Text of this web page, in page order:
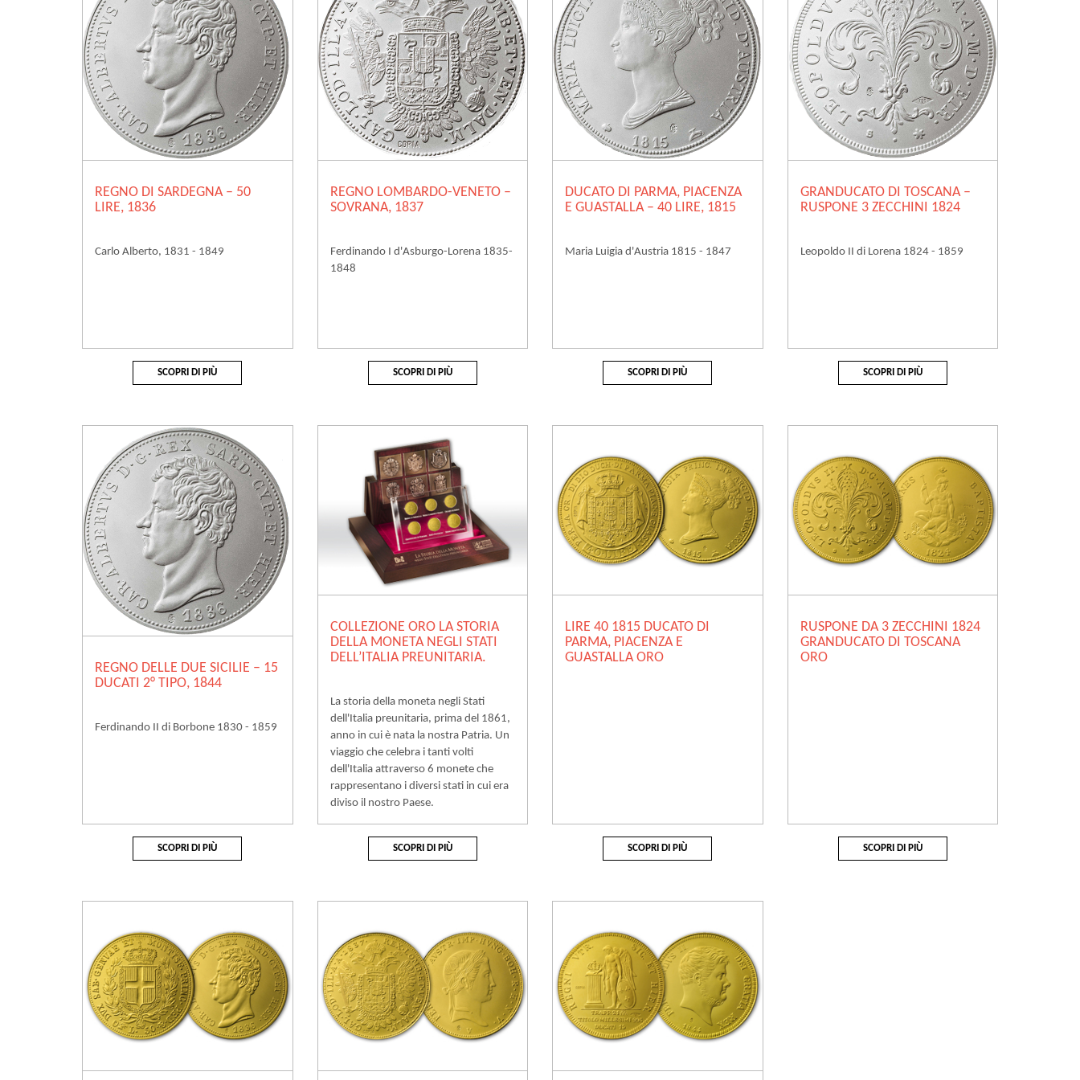
REGNO DI SARDEGNA – 50
LIRE, 1836
Carlo Alberto, 1831 - 1849
SCOPRI DI PIÙ
REGNO LOMBARDO-VENETO –
SOVRANA, 1837
Ferdinando I d'Asburgo-Lorena 1835-
1848
SCOPRI DI PIÙ
DUCATO DI PARMA, PIACENZA
E GUASTALLA – 40 LIRE, 1815
Maria Luigia d'Austria 1815 - 1847
SCOPRI DI PIÙ
GRANDUCATO DI TOSCANA –
RUSPONE 3 ZECCHINI 1824
Leopoldo II di Lorena 1824 - 1859
SCOPRI DI PIÙ
REGNO DELLE DUE SICILIE – 15
DUCATI 2° TIPO, 1844
Ferdinando II di Borbone 1830 - 1859
SCOPRI DI PIÙ
COLLEZIONE ORO LA STORIA
DELLA MONETA NEGLI STATI
DELL’ITALIA PREUNITARIA.
La storia della moneta negli Stati
dell'Italia preunitaria, prima del 1861,
anno in cui è nata la nostra Patria. Un
viaggio che celebra i tanti volti
dell'Italia attraverso 6 monete che
rappresentano i diversi stati in cui era
diviso il nostro Paese.
SCOPRI DI PIÙ
LIRE 40 1815 DUCATO DI
PARMA, PIACENZA E
GUASTALLA ORO
SCOPRI DI PIÙ
RUSPONE DA 3 ZECCHINI 1824
GRANDUCATO DI TOSCANA
ORO
SCOPRI DI PIÙ